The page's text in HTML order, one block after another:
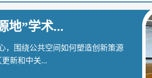
地”学术...
，围绕公共空间如何塑造创新策源
新和中关...